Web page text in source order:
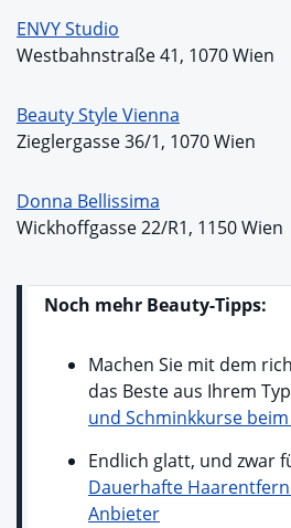
ENVY Studio
Westbahnstraße 41, 1070 Wien
Beauty Style Vienna
Zieglergasse 36/1, 1070 Wien
Donna Bellissima
Wickhoffgasse 22/R1, 1150 Wien
Noch mehr Beauty-Tipps:
Machen Sie mit dem
das Beste aus Ihrem
und Schminkkurse
Endlich glatt, und zwar
Dauerhafte
Anbieter